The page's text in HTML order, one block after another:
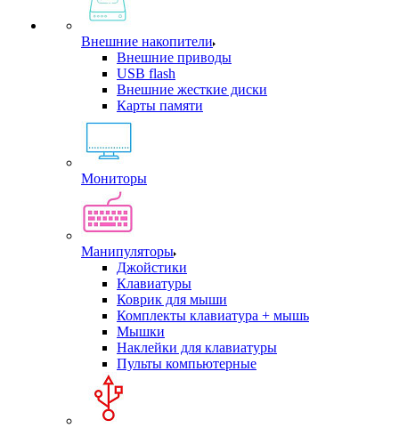
Внешние накопители
Внешние приводы
USB flash
Внешние жесткие диски
Карты памяти
Мониторы
Манипуляторы
Джойстики
Клавиатуры
Коврик для мыши
Комплекты клавиатура + мышь
Мышки
Наклейки для клавиатуры
Пульты компьютерные